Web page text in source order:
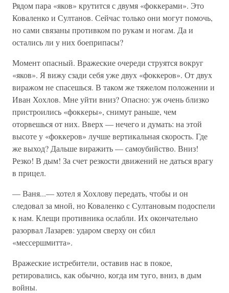
Рядом пара «яков» крутится с двумя «фоккерами». Это
Коваленко и Султанов. Сейчас только они могут помочь,
но сами связаны противком по рукам и ногам. Да и
остались ли у них боеприпасы?
Момент опасный. Вражеские очереди струятся вокруг
«яков». Я вижу сзади себя уже двух «фоккеров». От двух
виражом не спа­сешься. В таком же тяжелом положении и
Иван Хохлов. Мне уйти вниз? Опасно: уж очень близко
пристроились «фоккеры», снимут раньше, чем
оторвешься от них. Вверх — нечего и думать: на этой
высоте у «фоккеров» лучше вертикальная скорость. Где
же выход? Дальше виражить — самоубийство. Вниз!
Резко! В дым! За счет рез­кости движений не даться врагу
в прицел.
— Ваня...— хотел я Хохлову передать, чтобы и он
следовал за мной, но Коваленко с Султановым подоспели
к нам. Клещи противника ослабли. Их окончательно
разорвал Лазарев: ударом сверху он сбил
«мессершмитта».
Вражеские истребители, оставив нас в покое,
ретировались, как обычно, когда им туго, вниз, в дым
войны.